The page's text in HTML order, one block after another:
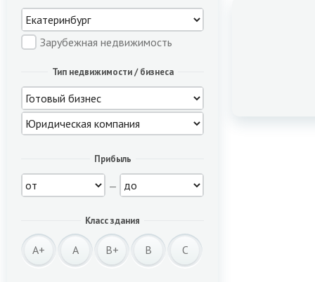
Зарубежная недвижимость
Тип недвижимости / бизнеса
Прибыль
—
Класс здания
A+ A B+ B C